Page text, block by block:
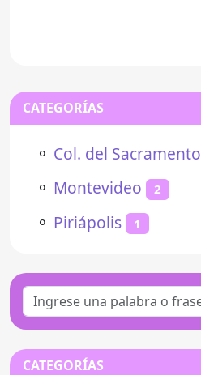
CATEGORÍAS
⚬ Col. del Sacramento
⚬ Montevideo 2
⚬ Piriápolis 1
CATEGORÍAS